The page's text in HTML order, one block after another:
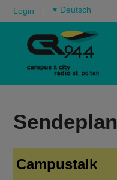
Login ▾
Sendeplan
Campustalk